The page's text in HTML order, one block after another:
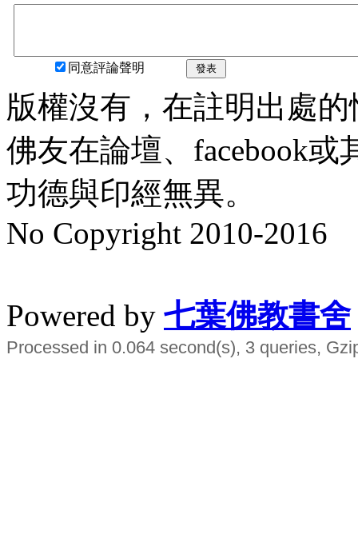
同意評論聲明 發表
版權沒有，在註明出處
佛友在論壇、facebook
功德與印經無異。
No Copyright 2010-2016
Powered by 七葉佛教書舍
Processed in 0.064 second(s), 3 queries,